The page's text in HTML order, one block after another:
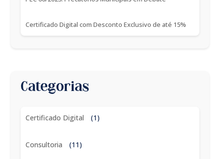
Certificado Digital com Desconto Exclusivo de até 15%
Categorias
Certificado Digital (1)
Consultoria (11)